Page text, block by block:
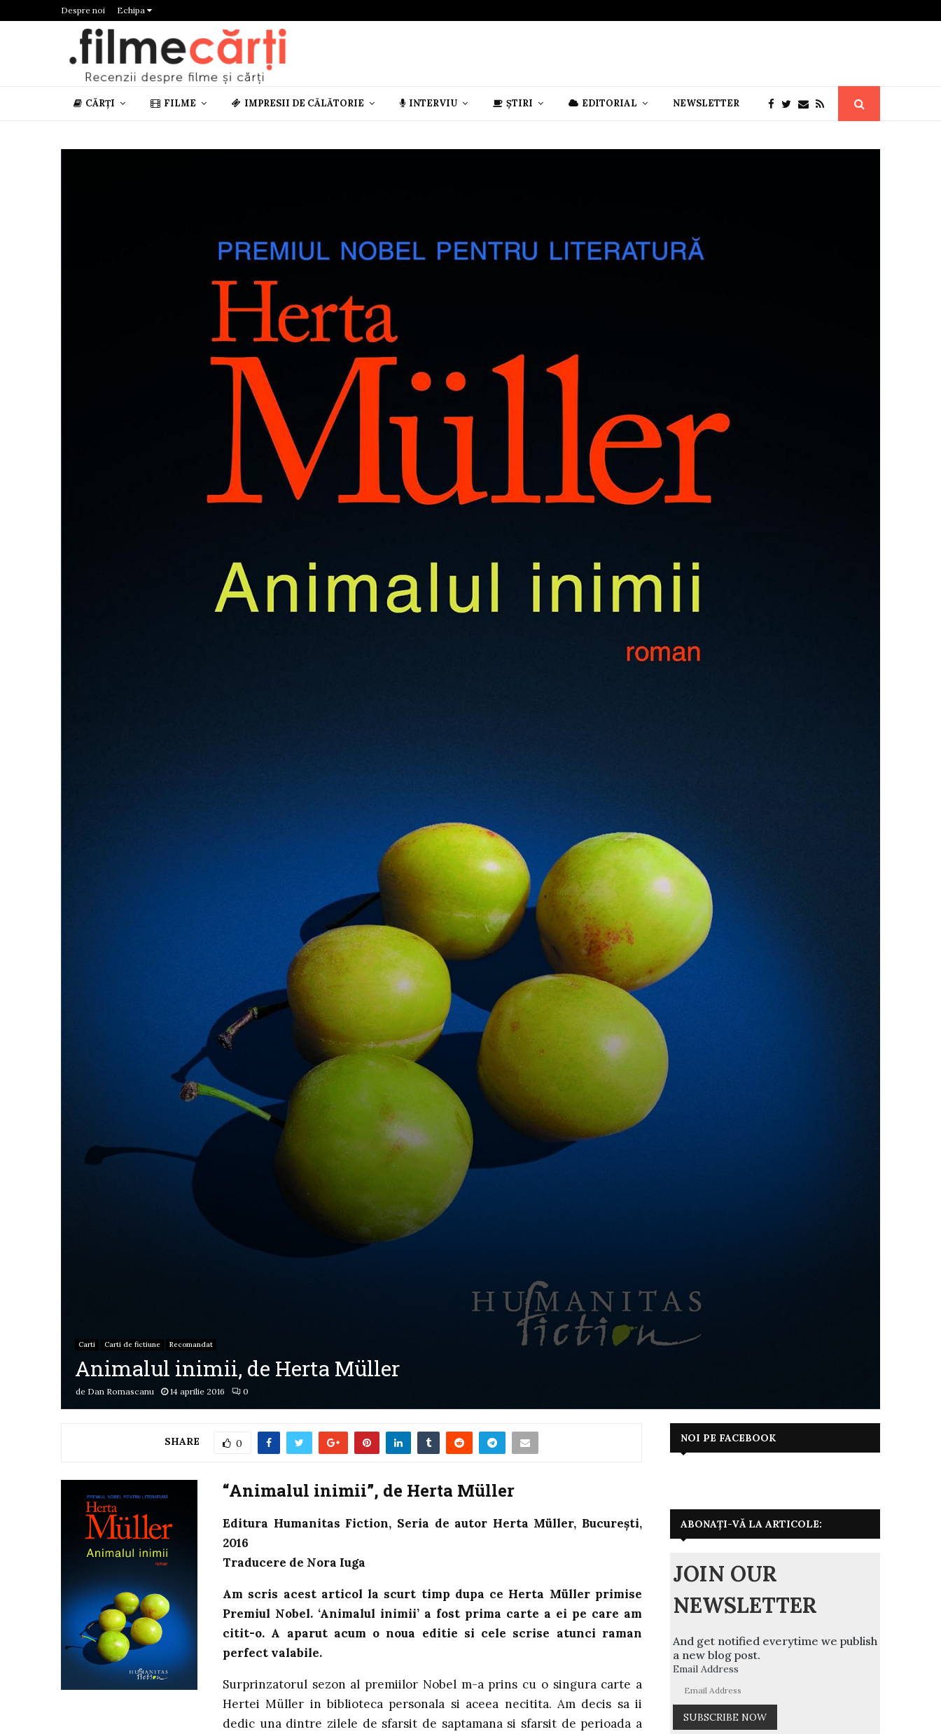
Despre noi Echipa
CĂRȚI FILME IMPRESII DE CĂLĂTORIE INTERVIU ȘTIRI EDITORIAL NEWSLETTER
Carti Carti de fictiune Recomandat
Animalul inimii, de Herta Müller
de Dan Romascanu 14 aprilie 2016 0
SHARE 0
“Animalul inimii”, de Herta Müller
Editura Humanitas Fiction, Seria de autor Herta Müller, București,
2016
Traducere de Nora Iuga
Am scris acest articol la scurt timp dupa ce Herta Müller primise
Premiul Nobel. ‘Animalul inimii’ a fost prima carte a ei pe care am
citit-o. A aparut acum o noua editie si cele scrise atunci raman
perfect valabile.
Surprinzatorul sezon al premiilor Nobel m-a prins cu o singura carte a
Hertei Müller in biblioteca personala si aceea necitita. Am decis sa ii
dedic una dintre zilele de sfarsit de saptamana si sfarsit de perioada a
NOI PE FACEBOOK
ABONAȚI-VĂ LA ARTICOLE:
JOIN OUR
NEWSLETTER
And get notified everytime we publish
a new blog post.
Email Address